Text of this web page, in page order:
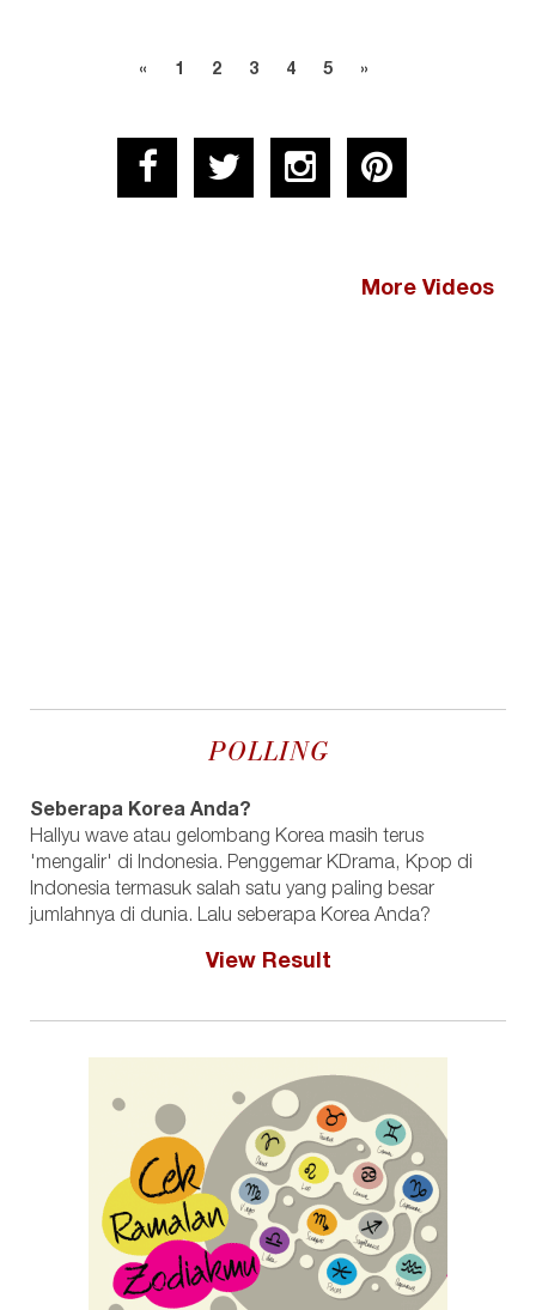
« 1 2 3 4 5 »
More Videos
POLLING
Seberapa Korea Anda?
Hallyu wave atau gelombang Korea masih terus
'mengalir' di Indonesia. Penggemar KDrama, Kpop di
Indonesia termasuk salah satu yang paling besar
jumlahnya di dunia. Lalu seberapa Korea Anda?
View Result